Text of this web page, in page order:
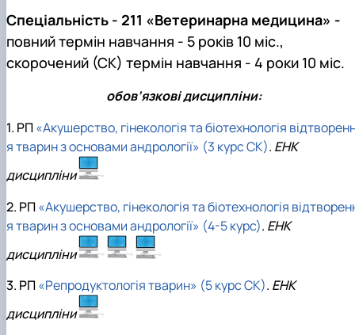
Спеціальність - 211 «Ветеринарна медицина» -
повний термін навчання - 5 років 10 міс.,
скорочений (СК) термін навчання - 4 роки 10 міс.
обов’язкові дисципліни:
1. РП«Акушерство, гінекологія та біотехнологія
я тварин з основами андрології» (3 курс СК). ЕНК
дисципліни
2. РП«Акушерство, гінекологія та біотехнологія
я тварин з основами андрології» (4-5 курс). ЕНК
дисципліни
3. РП«Репродуктологія тварин» (5 курс СК). ЕНК
дисципліни